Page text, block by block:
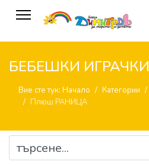
БЕБЕШКИ ИГРАЧКИ
Вие сте тук: Начало Категории
Плюш РАНИЦА